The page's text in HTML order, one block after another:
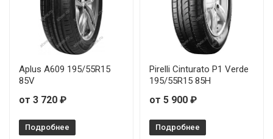
Aplus A609 195/55R15
85V
от 3 720 ₽
Подробнее
Pirelli Cinturato P1 Verde
195/55R15 85H
от 5 900 ₽
Подробнее